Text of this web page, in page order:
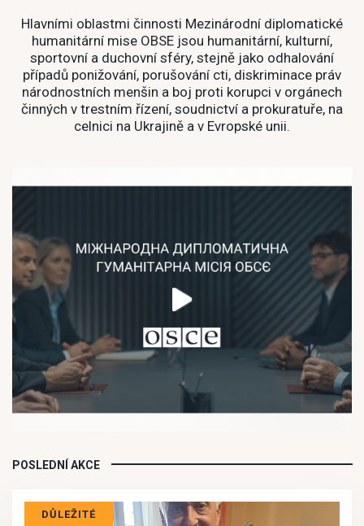
Hlavními oblastmi činnosti Mezinárodní diplomatické
humanitární mise OBSE jsou humanitární, kulturní,
sportovní a duchovní sféry, stejně jako odhalování
případů ponižování, porušování cti, diskriminace práv
národnostních menšin a boj proti korupci v orgánech
činných v trestním řízení, soudnictví a prokuratuře, na
celnici na Ukrajině a v Evropské unii.
POSLEDNÍ AKCE
DŮLEŽITÉ